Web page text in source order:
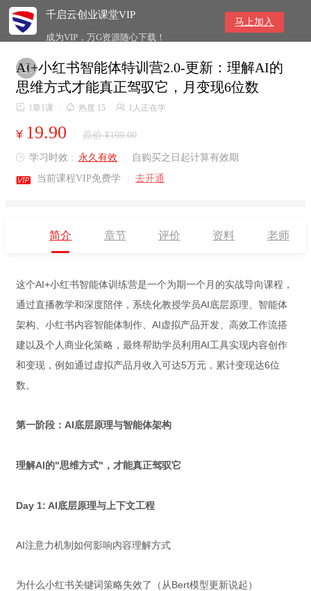
千启云创业课堂VIP
成为VIP，万G资源随心下载！
马上加入

AI+小红书智能体特训营2.0-更新：理解AI的
思维方式才能真正驾驭它，月变现6位数
 1章1课  热度 15  1人正在学
¥ 19.90 原价 ¥199.00
 学习时效 : 永久有效 自购买之日起计算有效期
 当前课程VIP免费学 去开通
简介 章节 评价 资料 老师
这个AI+小红书智能体训练营是一个为期一个月的实战导向课程，
通过直播教学和深度陪伴，系统化教授学员AI底层原理、智能体
架构、小红书内容智能体制作、AI虚拟产品开发、高效工作流搭
建以及个人商业化策略，最终帮助学员利用AI工具实现内容创作
和变现，例如通过虚拟产品月收入可达5万元，累计变现达6位
数。
第一阶段：AI底层原理与智能体架构
理解AI的"思维方式"，才能真正驾驭它
Day 1: AI底层原理与上下文工程
AI注意力机制如何影响内容理解方式
为什么小红书关键词策略失效了（从Bert模型更新说起）